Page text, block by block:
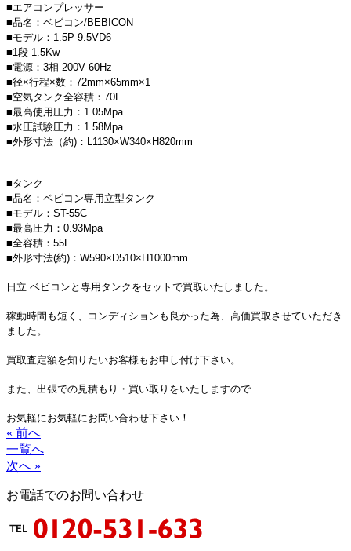
■エアコンプレッサー
■品名：ベビコン/BEBICON
■モデル：1.5P-9.5VD6
■1段 1.5Kw
■電源：3相 200V 60Hz
■径×行程×数：72mm×65mm×1
■空気タンク全容積：70L
■最高使用圧力：1.05Mpa
■水圧試験圧力：1.58Mpa
■外形寸法（約)：L1130×W340×H820mm
■タンク
■品名：ベビコン専用立型タンク
■モデル：ST-55C
■最高圧力：0.93Mpa
■全容積：55L
■外形寸法(約)：W590×D510×H1000mm
日立 ベビコンと専用タンクをセットで買取いたしました。
稼動時間も短く、コンディションも良かった為、高価買取させていただき
ました。
買取査定額を知りたいお客様もお申し付け下さい。
また、出張での見積もり・買い取りをいたしますので
お気軽にお気軽にお問い合わせ下さい！
« 前へ
一覧へ
次へ »
お電話でのお問い合わせ